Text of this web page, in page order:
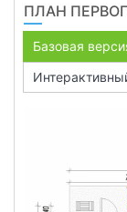
ПЛАН
Базовая